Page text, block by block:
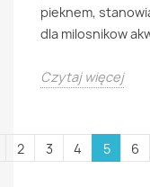
pieknem,
dla milosnikow
Czytaj więcej
2 3 4 5 6